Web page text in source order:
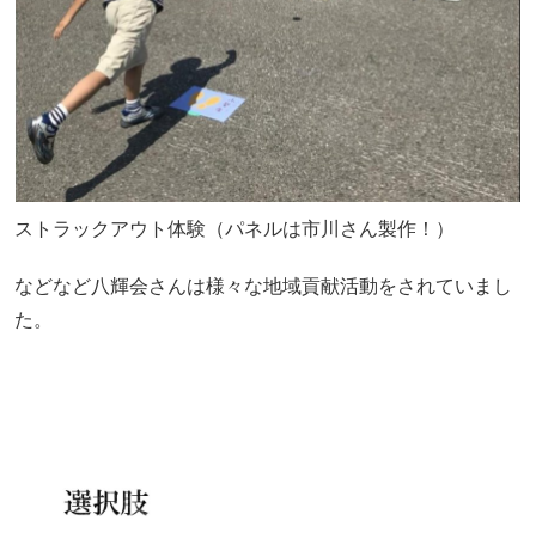
ストラックアウト体験（パネルは市川さん製作！）
などなど八輝会さんは様々な地域貢献活動をされていまし
た。